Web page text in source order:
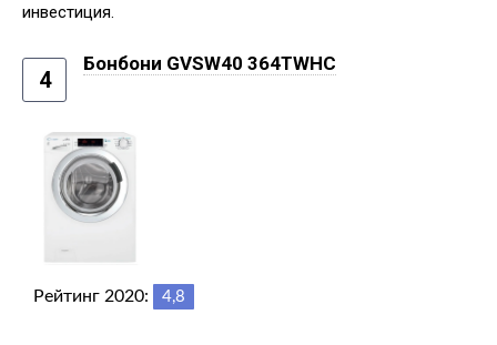
инвестиция.
4
Бонбони GVSW40 364TWHC
Рейтинг 2020: 4,8